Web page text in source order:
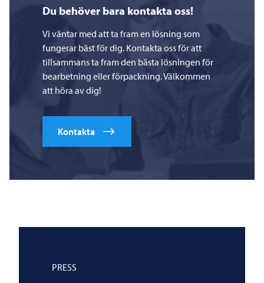
Du behöver bara kontakta oss!
Vi väntar med att ta fram en lösning som
fungerar bäst för dig. Kontakta oss för att
tillsammans ta fram den bästa lösningen för
bearbetning eller förpackning. Välkommen
att höra av dig!
Kontakta
PRESS